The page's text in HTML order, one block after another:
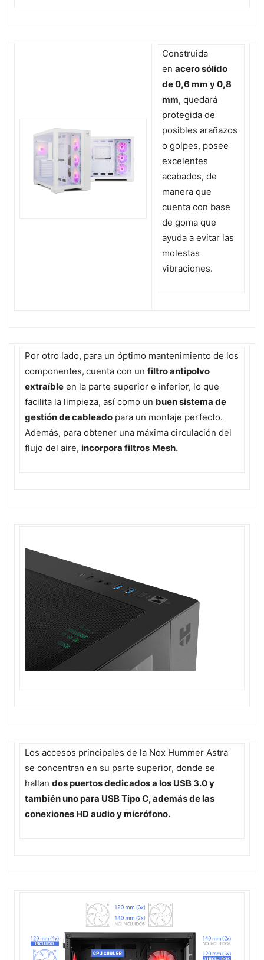
Construida
en acero sólido
de 0,6 mm y 0,8
mm, quedará
protegida de
posibles arañazos
o golpes, posee
excelentes
acabados, de
manera que
cuenta con base
de goma que
ayuda a evitar las
molestas
vibraciones.
Por otro lado, para un óptimo mantenimiento de los
componentes, cuenta con un filtro antipolvo
extraíble en la parte superior e inferior, lo que
facilita la limpieza, así como un buen sistema de
gestión de cableado para un montaje perfecto.
Además, para obtener una máxima circulación del
flujo del aire, incorpora filtros Mesh.
Los accesos principales de la Nox Hummer Astra
se concentran en su parte superior, donde se
hallan dos puertos dedicados a los USB 3.0 y
también uno para USB Tipo C, además de las
conexiones HD audio y micrófono.